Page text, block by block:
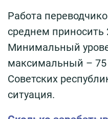
Работа
среднем приносить
Минимальный
максимальный – 75
Советских
ситуация.